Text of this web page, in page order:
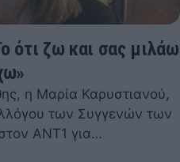
ότι ζω και σας μιλάω
η Μαρία Καρυστιανού,
των Συγγενών των
ΑΝΤ1 για…